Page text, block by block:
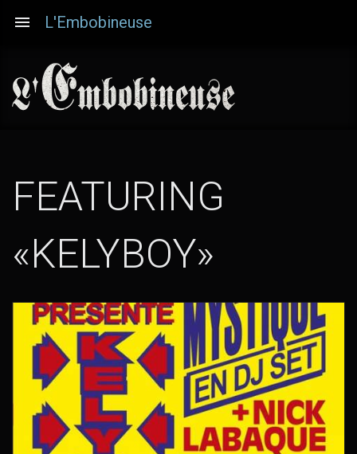
principal
L'Embobineuse
FEATURING
«KELYBOY»